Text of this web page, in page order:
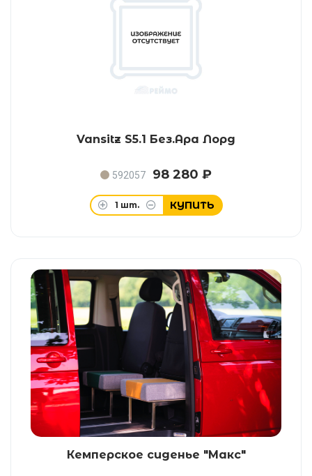
Vansitz S5.1 Без.Ара Лорд
592057 98 280 ₽
1 шт. КУПИТЬ
Кемперское сиденье "Макс"